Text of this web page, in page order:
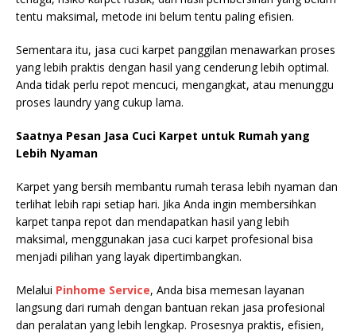
tentu maksimal, metode ini belum tentu paling efisien.
Sementara itu, jasa cuci karpet panggilan menawarkan proses
yang lebih praktis dengan hasil yang cenderung lebih optimal.
Anda tidak perlu repot mencuci, mengangkat, atau menunggu
proses laundry yang cukup lama.
Saatnya Pesan Jasa Cuci Karpet untuk Rumah yang
Lebih Nyaman
Karpet yang bersih membantu rumah terasa lebih nyaman dan
terlihat lebih rapi setiap hari. Jika Anda ingin membersihkan
karpet tanpa repot dan mendapatkan hasil yang lebih
maksimal, menggunakan jasa cuci karpet profesional bisa
menjadi pilihan yang layak dipertimbangkan.
Melalui Pinhome Service, Anda bisa memesan layanan
langsung dari rumah dengan bantuan rekan jasa profesional
dan peralatan yang lebih lengkap. Prosesnya praktis, efisien,